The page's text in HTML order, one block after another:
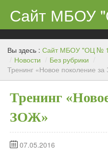
Сведения об
ЕГЭ-11 и ГИА
Карта сайта
О нас
Ученикам
Центр «Точка роста»
Вы здесь : Сайт МБОУ "ОЦ № 1
/ Новости / Без рубрики /
Тренинг «Новое поколение
Тренинг
ЗОЖ»
07.05.2016